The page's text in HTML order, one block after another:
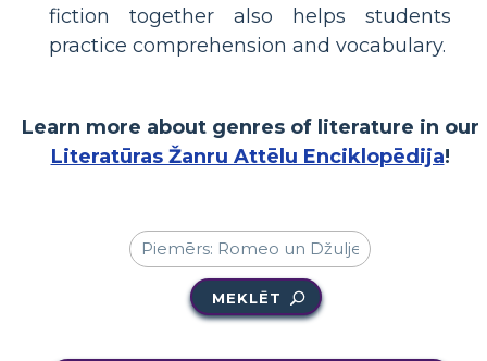
fiction together also helps students
practice comprehension and vocabulary.
Learn more about genres of literature in our
Literatūras Žanru Attēlu Enciklopēdija!
MEKLĒT